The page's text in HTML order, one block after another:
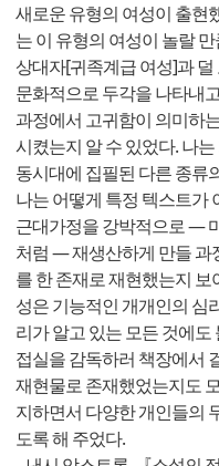
새로운 유형의 여성이 출현
는 이 유형의 여성이 놀랄
상대자[귀족계급 여성]과
문화적으로 두각을 나타내
과정에서 고귀함이 의미하
시켰는지 알 수 있었다. 나
동시대에 집필된 다른 종류
나는 어떻게 특정 텍스트가
근대가정을 강박적으로 ―
처럼 ― 재생산하게 만들 과
를 한 존재로 재현했는지
성은 기능적인 개개인의 심
리가 알고 있는 모든 것에
접실을 감독하러 책장에서
재현물로 존재했었는지도
지하면서 다양한 개인들의
도록 해 주었다.